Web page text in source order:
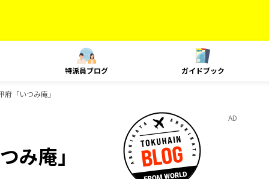
特派員ブログ ガイドブック
「いつみ庵」
み庵」
AD